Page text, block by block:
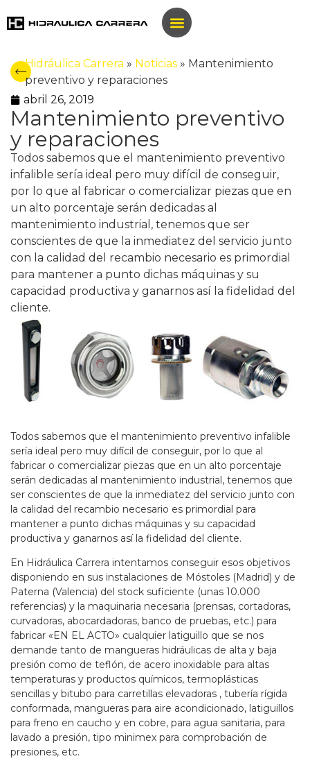
Hidráulica Carrera » Noticias» Mantenimiento
preventivo y reparaciones
abril 26, 2019
Mantenimiento preventivo
y reparaciones
Todos sabemos que el mantenimiento preventivo
infalible sería ideal pero muy difícil de conseguir,
por lo que al fabricar o comercializar piezas que en
un alto porcentaje serán dedicadas al
mantenimiento industrial, tenemos que ser
conscientes de que la inmediatez del servicio junto
con la calidad del recambio necesario es primordial
para mantener a punto dichas máquinas y su
capacidad productiva y ganarnos así la fidelidad del
cliente.
Todos sabemos que el mantenimiento preventivo infalible
sería ideal pero muy difícil de conseguir, por lo que al
fabricar o comercializar piezas que en un alto porcentaje
serán dedicadas al mantenimiento industrial, tenemos que
ser conscientes de que la inmediatez del servicio junto con
la calidad del recambio necesario es primordial para
mantener a punto dichas máquinas y su capacidad
productiva y ganarnos así la fidelidad del cliente.
En Hidráulica Carrera intentamos conseguir esos objetivos
disponiendo en sus instalaciones de Móstoles (Madrid) y de
Paterna (Valencia) del stock suficiente (unas 10.000
referencias) y la maquinaria necesaria (prensas, cortadoras,
curvadoras, abocardadoras, banco de pruebas, etc.) para
fabricar «EN EL ACTO» cualquier latiguillo que se nos
demande tanto de mangueras hidráulicas de alta y baja
presión como de teflón, de acero inoxidable para altas
temperaturas y productos químicos, termoplásticas
sencillas y bitubo para carretillas elevadoras , tubería rígida
conformada, mangueras para aire acondicionado, latiguillos
para freno en caucho y en cobre, para agua sanitaria, para
lavado a presión, tipo minimex para comprobación de
presiones, etc.